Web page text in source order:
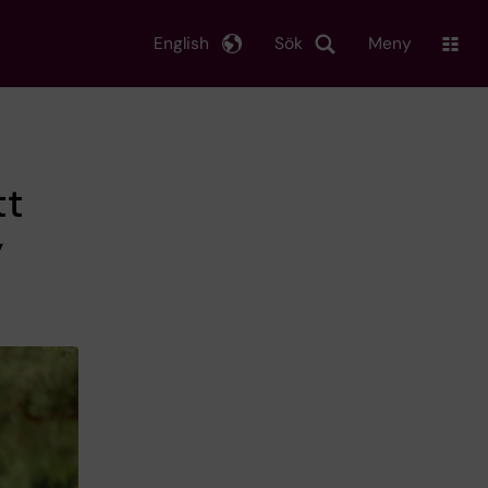
Sök
English Meny